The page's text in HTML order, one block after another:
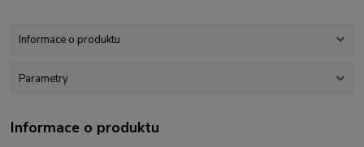
Informace o produktu
Parametry
Informace o produktu